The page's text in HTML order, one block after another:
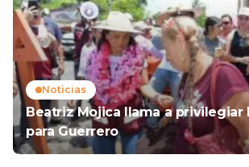
Noticias
Beatriz Mojica llama a privilegiar
para Guerrero